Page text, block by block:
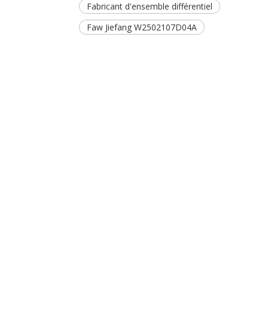
Fabricant d'ensemble différentiel
Faw Jiefang W2502107D04A